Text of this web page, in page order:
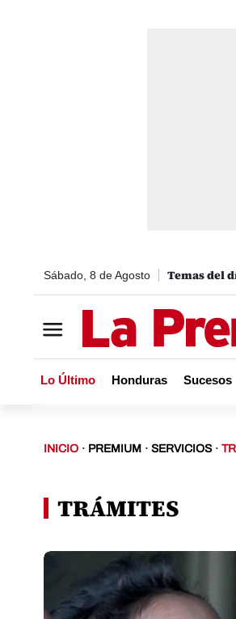
Sábado, 8 de Agosto
Lo Último Honduras Sucesos
INICIO · PREMIUM · SERVICIOS ·
TRÁMITES